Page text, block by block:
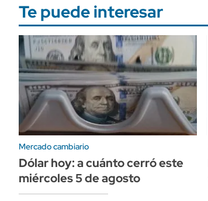
Te puede interesar
Mercado cambiario
Dólar hoy: a cuánto cerró este
miércoles 5 de agosto